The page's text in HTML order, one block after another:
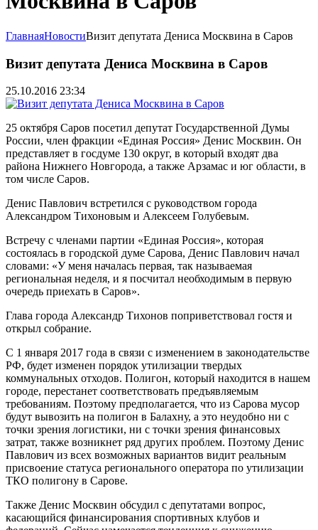
ГлавнаяНовостиВизит депутата Дениса Москвина в Саров
Визит депутата Дениса Москвина в Саров
25.10.2016 23:34
25 октября Саров посетил депутат Государственной Думы
России, член фракции «Единая Россия» Денис Москвин. Он
представляет в госдуме 130 округ, в который входят два
района Нижнего Новгорода, а также Арзамас и юг области, в
том числе Саров.
Денис Павлович встретился с руководством города
Александром Тихоновым и Алексеем Голубевым.
Встречу с членами партии «Единая Россия», которая
состоялась в городской думе Сарова, Денис Павлович начал
словами: «У меня началась первая, так называемая
региональная неделя, и я посчитал необходимым в первую
очередь приехать в Саров».
Глава города Александр Тихонов поприветствовал гостя и
открыл собрание.
С 1 января 2017 года в связи с изменением в законодательстве
РФ, будет изменен порядок утилизации твердых
коммунальных отходов. Полигон, который находится в нашем
городе, перестанет соответствовать предъявляемым
требованиям. Поэтому предполагается, что из Сарова мусор
будут вывозить на полигон в Балахну, а это неудобно ни с
точки зрения логистики, ни с точки зрения финансовых
затрат, также возникнет ряд других проблем. Поэтому Денис
Павлович из всех возможных вариантов видит реальным
присвоение статуса регионального оператора по утилизации
ТКО полигону в Сарове.
Также Денис Москвин обсудил с депутатами вопрос,
касающийся финансирования спортивных клубов и